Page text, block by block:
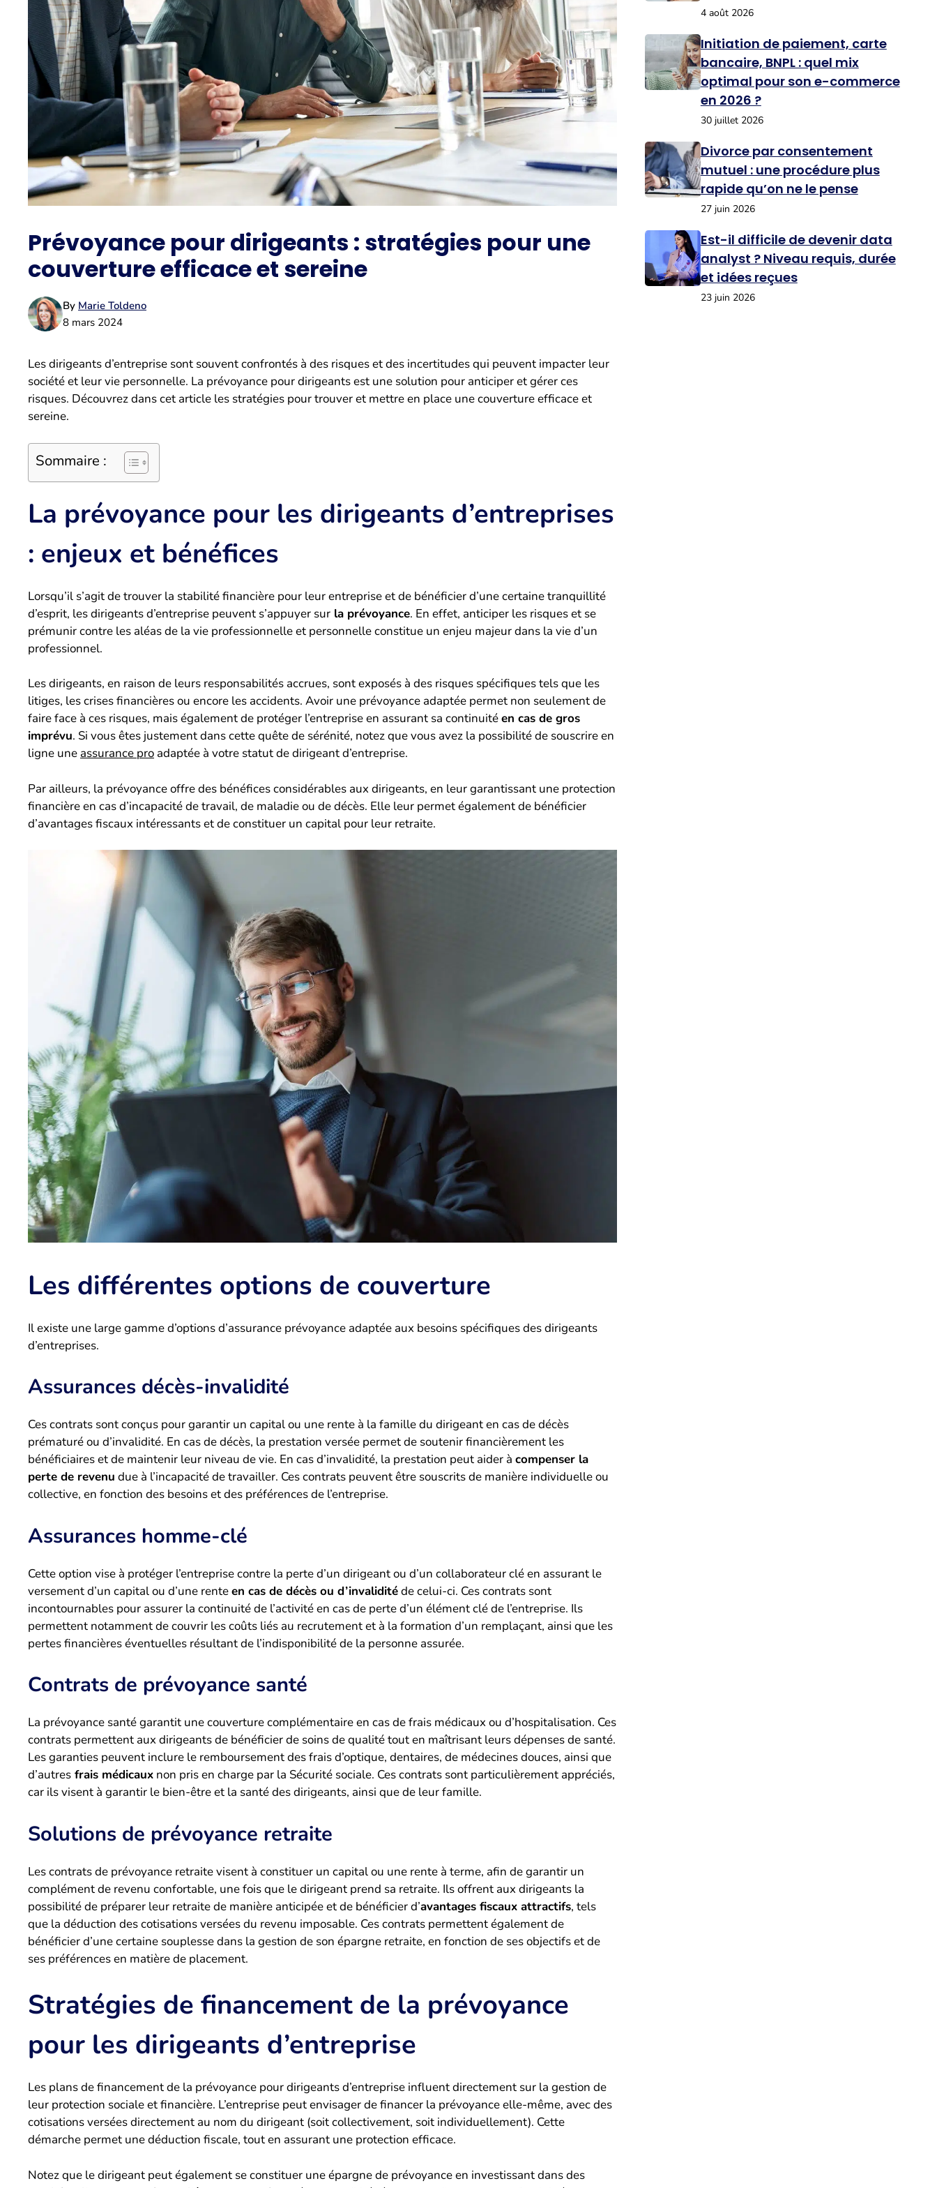
Prévoyance pour dirigeants : stratégies pour une
couverture efficace et sereine
By Marie Toldeno
8 mars 2024
Les dirigeants d’entreprise sont souvent confrontés à des risques et des incertitudes qui peuvent impacter leur
société et leur vie personnelle. La prévoyance pour dirigeants est une solution pour anticiper et gérer ces
risques. Découvrez dans cet article les stratégies pour trouver et mettre en place une couverture efficace et
sereine.
Sommaire :
La prévoyance pour les dirigeants d’entreprises
: enjeux et bénéfices
Lorsqu’il s’agit de trouver la stabilité financière pour leur entreprise et de bénéficier d’une certaine tranquillité
d’esprit, les dirigeants d’entreprise peuvent s’appuyer sur la prévoyance. En effet, anticiper les risques et se
prémunir contre les aléas de la vie professionnelle et personnelle constitue un enjeu majeur dans la vie d’un
professionnel.
Les dirigeants, en raison de leurs responsabilités accrues, sont exposés à des risques spécifiques tels que les
litiges, les crises financières ou encore les accidents. Avoir une prévoyance adaptée permet non seulement de
faire face à ces risques, mais également de protéger l’entreprise en assurant sa continuitéen cas de gros
imprévu. Si vous êtes justement dans cette quête de sérénité, notez que vous avez la possibilité de souscrire en
ligne une assurance pro adaptée à votre statut de dirigeant d’entreprise.
Par ailleurs, la prévoyance offre des bénéfices considérables aux dirigeants, en leur garantissant une protection
financière en cas d’incapacité de travail, de maladie ou de décès. Elle leur permet également de bénéficier
d’avantages fiscaux intéressants et de constituer un capital pour leur retraite.
Les différentes options de couverture
Il existe une large gamme d’options d’assurance prévoyance adaptée aux besoins spécifiques des dirigeants
d’entreprises.
Assurances décès-invalidité
Ces contrats sont conçus pour garantir un capital ou une rente à la famille du dirigeant en cas de décès
prématuré ou d’invalidité. En cas de décès, la prestation versée permet de soutenir financièrement les
bénéficiaires et de maintenir leur niveau de vie. En cas d’invalidité, la prestation peut aider à compenser la
perte de revenu due à l’incapacité de travailler. Ces contrats peuvent être souscrits de manière individuelle ou
collective, en fonction des besoins et des préférences de l’entreprise.
Assurances homme-clé
Cette option vise à protéger l’entreprise contre la perte d’un dirigeant ou d’un collaborateur clé en assurant le
versement d’un capital ou d’une renteen cas de décès ou d’invaliditéde celui-ci. Ces contrats sont
incontournables pour assurer la continuité de l’activité en cas de perte d’un élément clé de l’entreprise. Ils
permettent notamment de couvrir les coûts liés au recrutement et à la formation d’un remplaçant, ainsi que les
pertes financières éventuelles résultant de l’indisponibilité de la personne assurée.
Contrats de prévoyance santé
La prévoyance santé garantit une couverture complémentaire en cas de frais médicaux ou d’hospitalisation. Ces
contrats permettent aux dirigeants de bénéficier de soins de qualité tout en maîtrisant leurs dépenses de santé.
Les garanties peuvent inclure le remboursement des frais d’optique, dentaires, de médecines douces, ainsi que
d’autres frais médicaux non pris en charge par la Sécurité sociale. Ces contrats sont particulièrement appréciés,
car ils visent à garantir le bien-être et la santé des dirigeants, ainsi que de leur famille.
Solutions de prévoyance retraite
Les contrats de prévoyance retraite visent à constituer un capital ou une rente à terme, afin de garantir un
complément de revenu confortable, une fois que le dirigeant prend sa retraite. Ils offrent aux dirigeants la
possibilité de préparer leur retraite de manière anticipée et de bénéficier d’avantages fiscaux attractifs, tels
que la déduction des cotisations versées du revenu imposable. Ces contrats permettent également de
bénéficier d’une certaine souplesse dans la gestion de son épargne retraite, en fonction de ses objectifs et de
ses préférences en matière de placement.
Stratégies de financement de la prévoyance
pour les dirigeants d’entreprise
Les plans de financement de la prévoyance pour dirigeants d’entreprise influent directement sur la gestion de
leur protection sociale et financière. L’entreprise peut envisager de financer la prévoyance elle-même, avec des
cotisations versées directement au nom du dirigeant (soit collectivement, soit individuellement). Cette
démarche permet une déduction fiscale, tout en assurant une protection efficace.
Notez que le dirigeant peut également se constituer une épargne de prévoyance en investissant dans des
4 août 2026
Initiation de paiement, carte
bancaire, BNPL : quel mix
optimal pour son e-commerce
en 2026 ?
30 juillet 2026
Divorce par consentement
mutuel : une procédure plus
rapide qu’on ne le pense
27 juin 2026
Est-il difficile de devenir data
analyst ? Niveau requis, durée
et idées reçues
23 juin 2026